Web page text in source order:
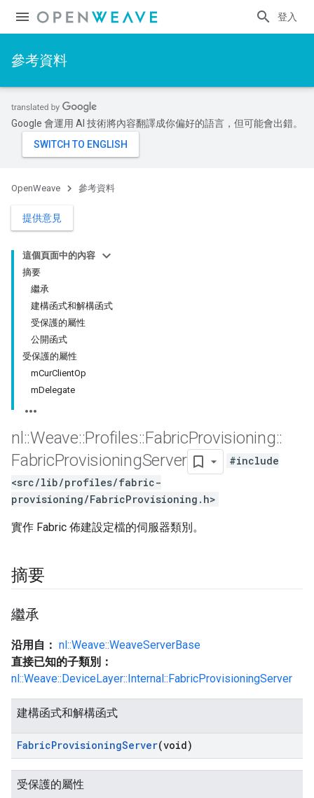
登入
參考資料
Google 會運用 AI 技術將內容翻譯成你偏好的語言，但可能會出錯。
OpenWeave 參考資料
提供意見
這個頁面中的內容
摘要
繼承
建構函式和解構函式
受保護的屬性
公開函式
受保護的屬性
mCurClientOp
mDelegate
nl ::Weave::Profiles::FabricProvisioning::
FabricProvisioningServer
#include
<src/lib/profiles/fabric-
provisioning/FabricProvisioning.h>
實作 Fabric 佈建設定檔的伺服器類別。
摘要
繼承
沿用自： nl::Weave::WeaveServerBase
直接已知的子類別：
nl::Weave::DeviceLayer::Internal::FabricProvisioningServer
建構函式和解構函式
FabricProvisioningServer(void)
受保護的屬性